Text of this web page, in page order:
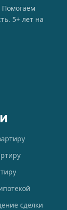
Помогаем
5+ лет на
сделки